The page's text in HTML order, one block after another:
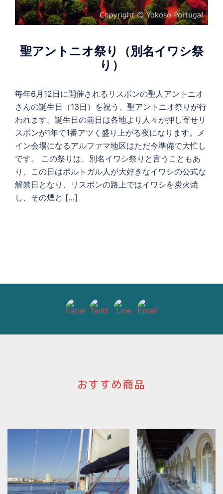
聖アントニオ祭り（別名イワシ祭
り）
毎年6月12日に開催されるリスボンの聖人アントニオ
さんの誕生日（13日）を祝う、聖アントニオ祭りが行
われます。誕生日の前日は各地より人々が押し寄せリ
スボンが1年で1番アツく盛り上がる夜になります。メ
イン会場になるアルファマ地区はただ今準備で大忙し
です。 この祭りは、別名イワシ祭りと言うこともあ
り、この日はポルトガル人が大好きなイワシの公式な
解禁日となり、リスボンの路上ではイワシを炭火焼
し、その煙と […]
おすすめ商品